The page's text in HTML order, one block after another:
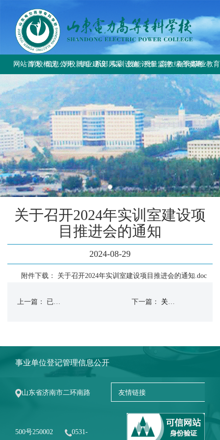
网站首页学校概况
学校简介
学校章程
历史沿革
规章制度
校园风貌
信息公开学校新闻
学校要闻
校园公告
专业建设
专业设置
方案标准建设
教材课程建设
师资队伍建设
实训资源建设
学生技能大赛
系部风采
电气工程系
电气自动化系
动力工程系
计量工程系
信息工程系
基础教学部
实训设施
总体简介
重点实训室
技能评价
工作信息
政策规定
评价计划
证书查询
质量监控
工作动态
规章制度
高教综合改革
教育部与省教
改革工作推
春季高考
上级文件
通知公告
成绩查询
职业教
关于召开2024年实训室建设项
目推进会的通知
2024-08-29
附件下载： 关于召开2024年实训室建设项目推进会的通知.doc
下一篇： 关于开展学校2023年实训室储备项目需求建议征集工作的通知
事业单位登记管理信息公开
山东省济南市二环南路
500号250002 0531-